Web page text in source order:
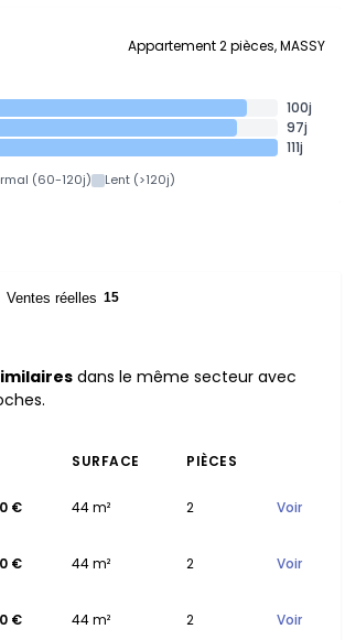
Appartement 2 pièces, MASSY
100j
97j
111j
(60-120j) Lent (>120j)
Ventes réelles 15
dans le même secteur avec
SURFACE
PIÈCES
€ 44 m² 2 Voir
€ 44 m² 2 Voir
€ 44 m² 2 Voir